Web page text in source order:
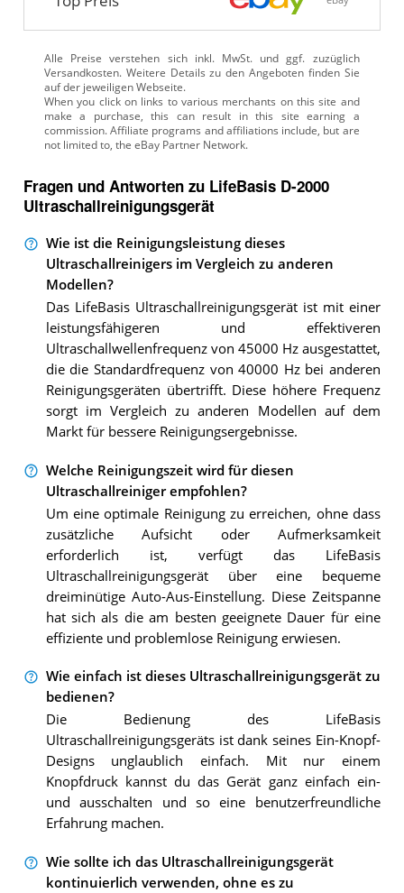
Alle Preise verstehen sich inkl. MwSt. und ggf. zuzüglich
Versandkosten. Weitere Details zu den Angeboten finden Sie
auf der jeweiligen Webseite.
Fragen und Antworten zu LifeBasis D-2000
Ultraschallreinigungsgerät
Wie ist die Reinigungsleistung dieses
Ultraschallreinigers im Vergleich zu anderen
Modellen?
Das LifeBasis Ultraschallreinigungsgerät ist mit einer
leistungsfähigeren und effektiveren
Ultraschallwellenfrequenz von 45000 Hz ausgestattet,
die die Standardfrequenz von 40000 Hz bei anderen
Reinigungsgeräten übertrifft. Diese höhere Frequenz
sorgt im Vergleich zu anderen Modellen auf dem
Markt für bessere Reinigungsergebnisse.
Welche Reinigungszeit wird für diesen
Ultraschallreiniger empfohlen?
Um eine optimale Reinigung zu erreichen, ohne dass
zusätzliche Aufsicht oder Aufmerksamkeit
erforderlich ist, verfügt das LifeBasis
Ultraschallreinigungsgerät über eine bequeme
dreiminütige Auto-Aus-Einstellung. Diese Zeitspanne
hat sich als die am besten geeignete Dauer für eine
effiziente und problemlose Reinigung erwiesen.
Wie einfach ist dieses Ultraschallreinigungsgerät zu
bedienen?
Die Bedienung des LifeBasis
Ultraschallreinigungsgeräts ist dank seines Ein-Knopf-
Designs unglaublich einfach. Mit nur einem
Knopfdruck kannst du das Gerät ganz einfach ein-
und ausschalten und so eine benutzerfreundliche
Erfahrung machen.
Wie sollte ich das Ultraschallreinigungsgerät
kontinuierlich verwenden, ohne es zu